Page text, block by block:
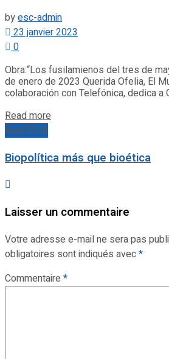
byesc-admin
23 janvier 2023
0
Obra:“Los fusilamienos del tres de
de enero de 2023 Querida Ofelia, El
colaboración con Telefónica, dedica a
Read more
Next Post
Biopolítica más que bioética
Laisser un commentaire
Votre adresse e-mail ne sera pas
obligatoires sont indiqués avec*
Commentaire *